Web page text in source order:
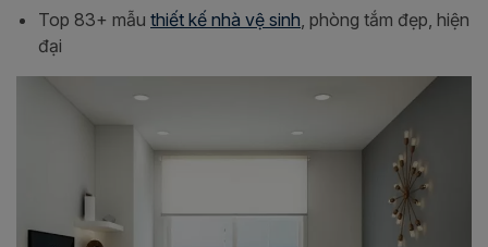
Top 83+ mẫu thiết kế nhà vệ sinh , phòng tắm đẹp, hiện
đại